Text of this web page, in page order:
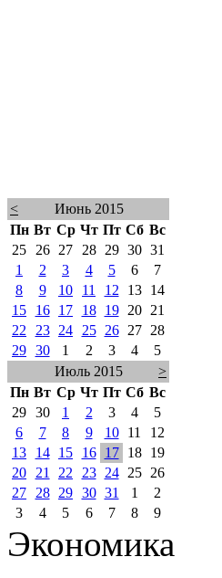
<
Июнь 2015
Пн Вт Ср Чт Пт Сб Вс
25
26 27 28 29 30 31
1
2 3 4 5 6
7
8
9 10 11 12 13
14
15
16 17 18 19 20
21
22
23 24 25 26 27
28
29 30 1 2 3 4
5
Июль 2015
>
Пн Вт Ср Чт Пт Сб Вс
29 30 1 2 3 4
5
6
7 8 9 10 11
12
13
14 15 16 17 18
19
20
21 22 23 24 25
26
27
28 29 30 31 1
2
3
4 5 6 7 8 9
Экономика